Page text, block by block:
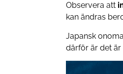
Observera att
kan ändras
Japansk
därför är det